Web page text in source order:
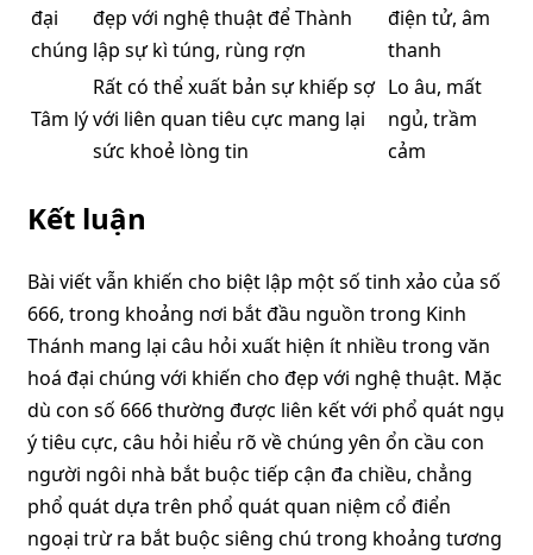
đại
chúng
đẹp với nghệ thuật để Thành
lập sự kì túng, rùng rợn
điện tử, âm
thanh
Tâm lý
Rất có thể xuất bản sự khiếp sợ
với liên quan tiêu cực mang lại
sức khoẻ lòng tin
Lo âu, mất
ngủ, trầm
cảm
Kết luận
Bài viết vẫn khiến cho biệt lập một số tinh xảo của số
666, trong khoảng nơi bắt đầu nguồn trong Kinh
Thánh mang lại câu hỏi xuất hiện ít nhiều trong văn
hoá đại chúng với khiến cho đẹp với nghệ thuật. Mặc
dù con số 666 thường được liên kết với phổ quát ngụ
ý tiêu cực, câu hỏi hiểu rõ về chúng yên ổn cầu con
người ngôi nhà bắt buộc tiếp cận đa chiều, chẳng
phổ quát dựa trên phổ quát quan niệm cổ điển
ngoại trừ ra bắt buộc siêng chú trong khoảng tương